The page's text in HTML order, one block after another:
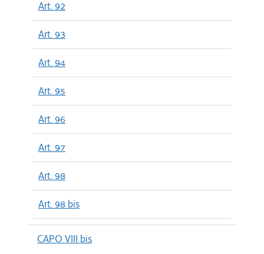
Art. 92
Art. 93
Art. 94
Art. 95
Art. 96
Art. 97
Art. 98
Art. 98 bis
CAPO VIII bis